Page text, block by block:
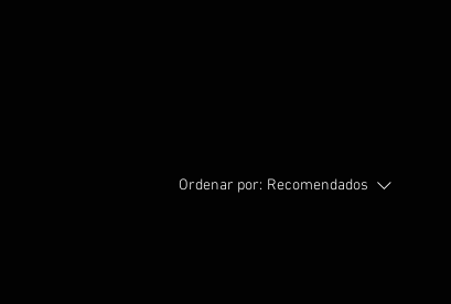
Ordenar por: Recomendados